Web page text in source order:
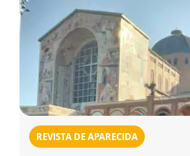
REVISTA DE APARECIDA